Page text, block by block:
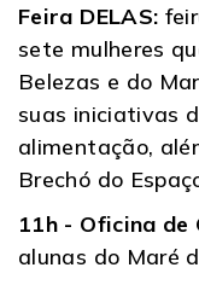
Feira DELAS:
sete mulheres
Belezas e do
suas iniciativas
alimentação,
Brechó do
11h - Oficina
alunas do Maré